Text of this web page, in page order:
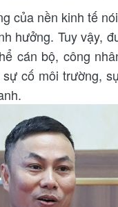
của nền kinh tế
hưởng. Tuy vậy,
cán bộ, công
cố môi trường,